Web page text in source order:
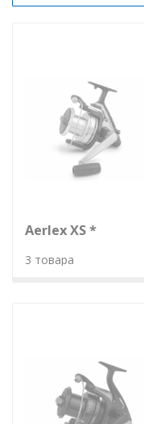
Aerlex XS *
3 товара